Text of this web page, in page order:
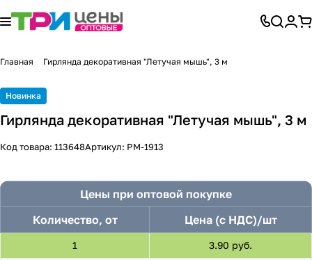
Главная Гирлянда декоративная "Летучая мышь", 3 м
Новинка
Гирлянда декоративная "Летучая мышь", 3 м
Код товара: 113648Артикул: PM-1913
Цены при оптовой покупке
Количество, от
Цена (с НДС)/шт
1 3.90 руб.